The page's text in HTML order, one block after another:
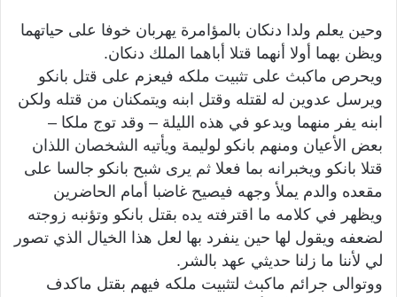
وحين يعلم ولدا دنكان بالمؤامرة يهربان خوفا على حياتهما
ويظن بهما أولا أنهما قتلا أباهما الملك دنكان.
ويحرص ماكبث على تثبيت ملكه فيعزم على قتل بانكو
ويرسل عدوين له لقتله وقتل ابنه ويتمكنان من قتله ولكن
ابنه يفر منهما ويدعو في هذه الليلة – وقد توج ملكا –
بعض الأعيان ومنهم بانكو لوليمة ويأتيه الشخصان اللذان
قتلا بانكو ويخبرانه بما فعلا ثم يرى شبح بانكو جالسا على
مقعده والدم يملأ وجهه فيصيح غاضبا أمام الحاضرين
ويظهر في كلامه ما اقترفته يده بقتل بانكو وتؤنبه زوجته
لضعفه ويقول لها حين ينفرد بها لعل هذا الخيال الذي تصور
لي لأننا ما زلنا حديثي عهد بالشر.
ووتوالى جرائم ماكبث لتثبيت ملكه فيهم بقتل ماكدف